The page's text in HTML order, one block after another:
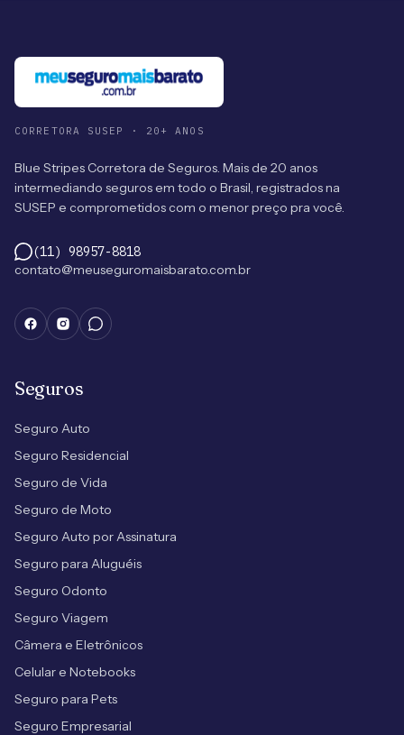
CORRETORA SUSEP · 20+ ANOS
Blue Stripes Corretora de Seguros. Mais de 20 anos
intermediando seguros em todo o Brasil, registrados na
SUSEP e comprometidos com o menor preço pra você.
(11) 98957-8818
contato@meuseguromaisbarato.com.br
Seguros
Seguro Auto
Seguro Residencial
Seguro de Vida
Seguro de Moto
Seguro Auto por Assinatura
Seguro para Aluguéis
Seguro Odonto
Seguro Viagem
Câmera e Eletrônicos
Celular e Notebooks
Seguro para Pets
Seguro Empresarial